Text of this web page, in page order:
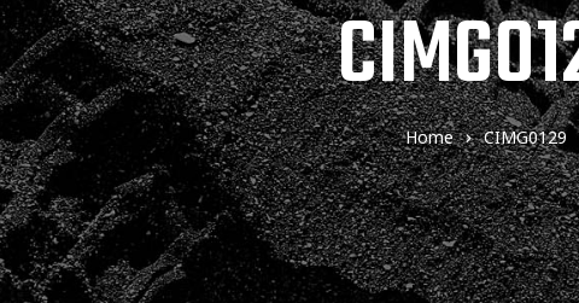
Home CIMG0129